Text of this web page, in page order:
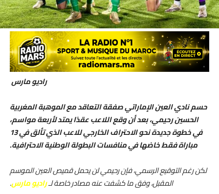
راديو مارس
حسم نادي العين الإماراتي صفقة التعاقد مع الموهبة المغربية
الحسين رحيمي، بعد أن وقع اللاعب عقدًا يمتد لأربعة مواسم،
في خطوة جديدة نحو الاحتراف الخارجي للاعب الذي تألق في 13
مباراة فقط خاضها في منافسات البطولة الوطنية الاحترافية.
لكن رغم التوقيع الرسمي، فإن رحيمي لن يحمل قميص العين الموسم
المقبل، وفق ما كشفت عنه مصادر خاصة لـراديومارس.